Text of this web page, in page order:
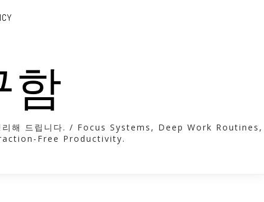
함
리해 드립니다. / Focus Systems, Deep Work Routines,
Free Productivity.